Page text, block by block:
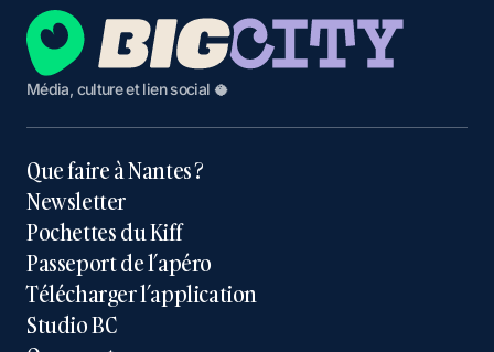
Média, culture et lien social 🥥
Que faire à Nantes ?
Newsletter
Pochettes du Kiff
Passeport de l’apéro
Télécharger l’application
Studio BC